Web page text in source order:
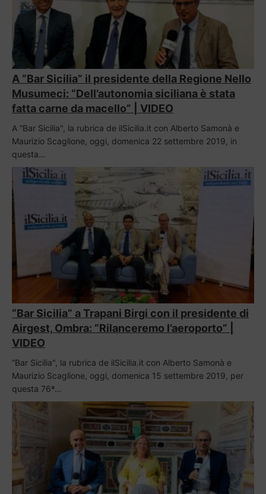
A “Bar Sicilia” il presidente della Regione Nello
Musumeci: “Dell’autonomia siciliana è stata
fatta carne da macello” | VIDEO
A “Bar Sicilia", la rubrica de ilSicilia.it con Alberto Samonà e
Maurizio Scaglione, oggi, domenica 22 settembre 2019, in
questa…
“Bar Sicilia” a Trapani Birgi con il presidente di
Airgest, Ombra: “Rilanceremo l’aeroporto” |
VIDEO
“Bar Sicilia", la rubrica de ilSicilia.it con Alberto Samonà e
Maurizio Scaglione, oggi, domenica 15 settembre 2019, per
questa 76ª…